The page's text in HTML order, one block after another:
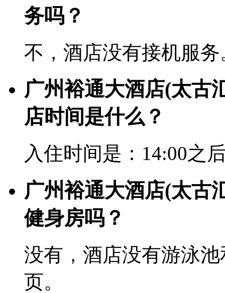
务吗？
不，酒店没有接机服务
广州裕通大酒店(太古
店时间是什么？
入住时间是：14:00之
广州裕通大酒店(太古
健身房吗？
没有，酒店没有游泳
页。